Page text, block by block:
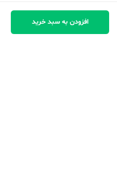
افزودن به سبد خرید